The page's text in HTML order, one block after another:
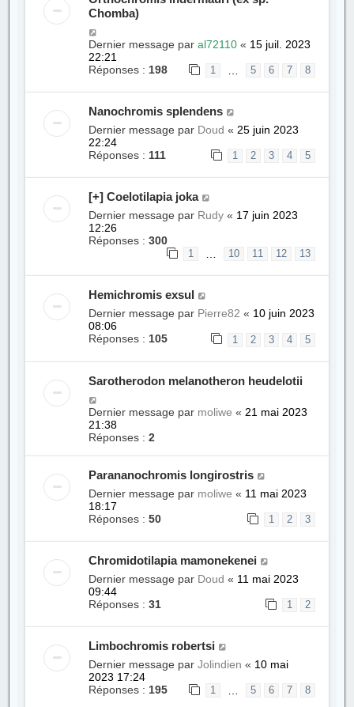
Chomba)
Dernier message paral72110 « 15 juil. 2023
22:21
Réponses : 198 1 5 6 7 8
Nanochromis splendens
Dernier message par Doud « 25 juin 2023
22:24
Réponses : 111 1 2 3 4 5
[+] Coelotilapia joka
Dernier message par Rudy « 17 juin 2023
12:26
Réponses :300
1 … 10 11 12 13
Hemichromis exsul
Dernier message par Pierre82 « 10 juin 2023
08:06
Réponses :105 1 2 3 4 5
Sarotherodon melanotheron heudelotii
Dernier message par moliwe « 21 mai 2023
21:38
Réponses :2
Parananochromis longirostris
Dernier message par moliwe « 11 mai 2023
18:17
Réponses :50 1 2 3
Chromidotilapia mamonekenei
Dernier message par Doud « 11 mai 2023
09:44
Réponses :31 1 2
Limbochromis robertsi
Dernier message parJolindien « 10 mai
2023 17:24
Réponses : 195 1 5 6 7 8